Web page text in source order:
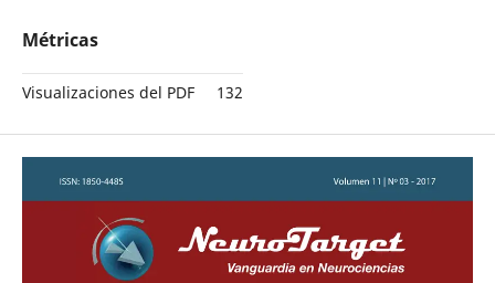
Métricas
Visualizaciones del PDF 132